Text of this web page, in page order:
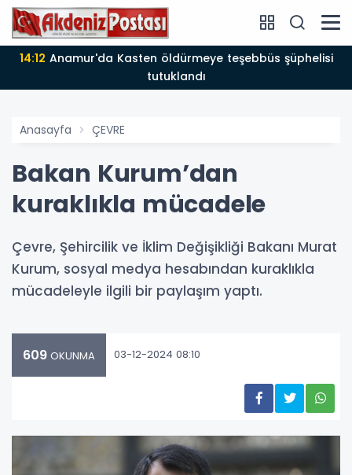
14:12
tutuklandı
Anasayfa ÇEVRE
Bakan Kurum’dan
kuraklıkla mücadele
Çevre, Şehircilik ve İklim Değişikliği Bakanı Murat
Kurum, sosyal medya hesabından kuraklıkla
mücadeleyle ilgili bir paylaşım yaptı.
609 OKUNMA 03-12-2024 08:10